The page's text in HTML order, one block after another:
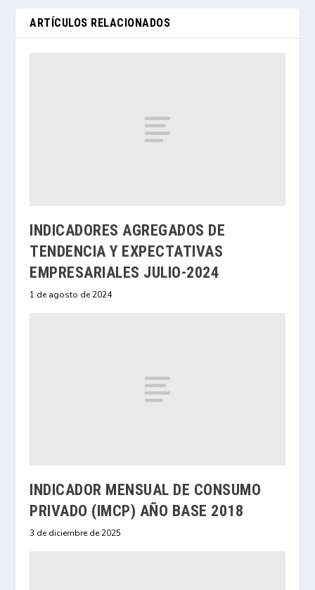
ARTÍCULOS RELACIONADOS
INDICADORES AGREGADOS DE
TENDENCIA Y EXPECTATIVAS
EMPRESARIALES JULIO-2024
1 de agosto de 2024
INDICADOR MENSUAL DE CONSUMO
PRIVADO (IMCP) AÑO BASE 2018
3 de diciembre de 2025